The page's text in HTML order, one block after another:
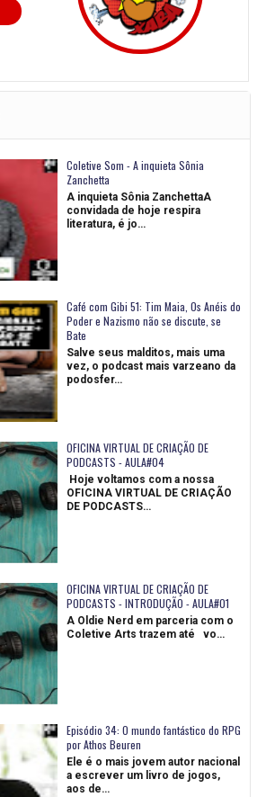
Coletive Som - A inquieta Sônia
Zanchetta
A inquieta Sônia ZanchettaA
convidada de hoje respira
literatura, é jo…
Café com Gibi 51: Tim Maia, Os Anéis do
Poder e Nazismo não se discute, se
Bate
Salve seus malditos, mais uma
vez, o podcast mais varzeano da
podosfer…
OFICINA VIRTUAL DE CRIAÇÃO DE
PODCASTS - AULA#04
Hoje voltamos com a nossa
OFICINA VIRTUAL DE CRIAÇÃO
DE PODCASTS…
OFICINA VIRTUAL DE CRIAÇÃO DE
PODCASTS - INTRODUÇÃO - AULA#01
A Oldie Nerd em parceria com o
Coletive Arts trazem até vo…
Episódio 34: O mundo fantástico do RPG
por Athos Beuren
Ele é o mais jovem autor nacional
a escrever um livro de jogos,
aos de…